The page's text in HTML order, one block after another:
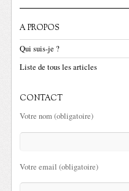
A PROPOS
Qui suis-je ?
Liste de tous les articles
CONTACT
Votre nom (obligatoire)
Votre email (obligatoire)